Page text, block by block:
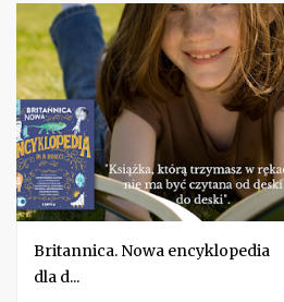
Britannica. Nowa encyklopedia
dla d...